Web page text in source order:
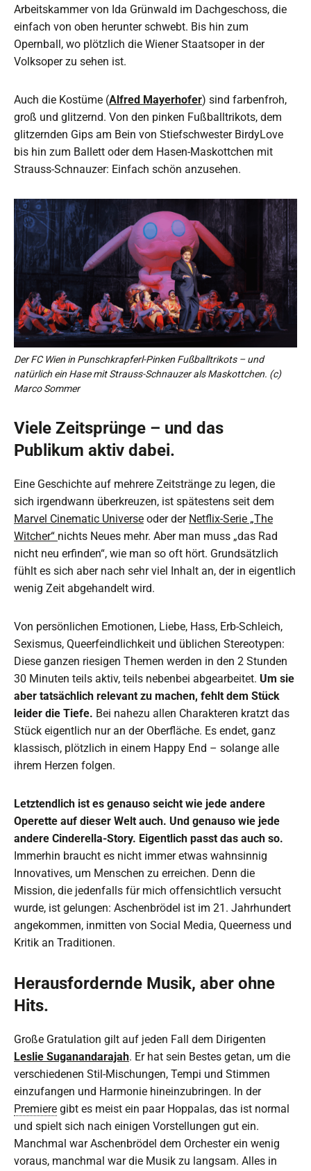
Arbeitskammer von Ida Grünwald im Dachgeschoss, die
einfach von oben herunter schwebt. Bis hin zum
Opernball, wo plötzlich die Wiener Staatsoper in der
Volksoper zu sehen ist.
Auch die Kostüme (Alfred Mayerhofer) sind farbenfroh,
groß und glitzernd. Von den pinken Fußballtrikots, dem
glitzernden Gips am Bein von Stiefschwester BirdyLove
bis hin zum Ballett oder dem Hasen-Maskottchen mit
Strauss-Schnauzer: Einfach schön anzusehen.
Der FC Wien in Punschkrapferl-Pinken Fußballtrikots – und
natürlich ein Hase mit Strauss-Schnauzer als Maskottchen. (c)
Marco Sommer
Viele Zeitsprünge – und das
Publikum aktiv dabei.
Eine Geschichte auf mehrere Zeitstränge zu legen, die
sich irgendwann überkreuzen, ist spätestens seit dem
Marvel Cinematic Universe oder der Netflix-Serie „The
Witcher“ nichts Neues mehr. Aber man muss „das Rad
nicht neu erfinden“, wie man so oft hört. Grundsätzlich
fühlt es sich aber nach sehr viel Inhalt an, der in eigentlich
wenig Zeit abgehandelt wird.
Von persönlichen Emotionen, Liebe, Hass, Erb-Schleich,
Sexismus, Queerfeindlichkeit und üblichen Stereotypen:
Diese ganzen riesigen Themen werden in den 2 Stunden
30 Minuten teils aktiv, teils nebenbei abgearbeitet. Um sie
aber tatsächlich relevant zu machen, fehlt dem Stück
leider die Tiefe. Bei nahezu allen Charakteren kratzt das
Stück eigentlich nur an der Oberfläche. Es endet, ganz
klassisch, plötzlich in einem Happy End – solange alle
ihrem Herzen folgen.
Letztendlich ist es genauso seicht wie jede andere
Operette auf dieser Welt auch. Und genauso wie jede
andere Cinderella-Story. Eigentlich passt das auch so.
Immerhin braucht es nicht immer etwas wahnsinnig
Innovatives, um Menschen zu erreichen. Denn die
Mission, die jedenfalls für mich offensichtlich versucht
wurde, ist gelungen: Aschenbrödel ist im 21. Jahrhundert
angekommen, inmitten von Social Media, Queerness und
Kritik an Traditionen.
Herausfordernde Musik, aber ohne
Hits.
Große Gratulation gilt auf jeden Fall dem Dirigenten
Leslie Suganandarajah. Er hat sein Bestes getan, um die
verschiedenen Stil-Mischungen, Tempi und Stimmen
einzufangen und Harmonie hineinzubringen. In der
Premiere gibt es meist ein paar Hoppalas, das ist normal
und spielt sich nach einigen Vorstellungen gut ein.
Manchmal war Aschenbrödel dem Orchester ein wenig
voraus, manchmal war die Musik zu langsam. Alles in